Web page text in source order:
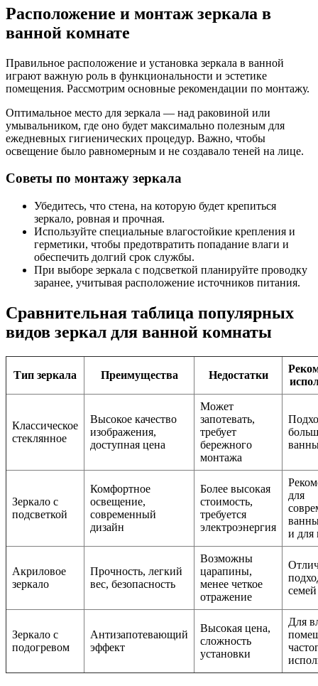
Расположение и монтаж зеркала в
ванной комнате
Правильное расположение и установка зеркала в ванной
играют важную роль в функциональности и эстетике
помещения. Рассмотрим основные рекомендации по монтажу.
Оптимальное место для зеркала — над раковиной или
умывальником, где оно будет максимально полезным для
ежедневных гигиенических процедур. Важно, чтобы
освещение было равномерным и не создавало теней на лице.
Советы по монтажу зеркала
Убедитесь, что стена, на которую будет крепиться
зеркало, ровная и прочная.
Используйте специальные влагостойкие крепления и
герметики, чтобы предотвратить попадание влаги и
обеспечить долгий срок службы.
При выборе зеркала с подсветкой планируйте проводку
заранее, учитывая расположение источников питания.
Сравнительная таблица популярных
видов зеркал для ванной комнаты
Тип зеркала Преимущества Недостатки
Классическое
стеклянное
Высокое качество
изображения,
доступная цена
Может
запотевать,
требует
бережного
монтажа
Зеркало с
подсветкой
Комфортное
освещение,
современный
дизайн
Более высокая
стоимость,
требуется
электроэнергия
для
и для
Акриловое
зеркало
Прочность, легкий
вес, безопасность
Возможны
царапины,
менее четкое
отражение
Зеркало с
подогревом
Антизапотевающий
эффект
Высокая цена,
сложность
установки
Для